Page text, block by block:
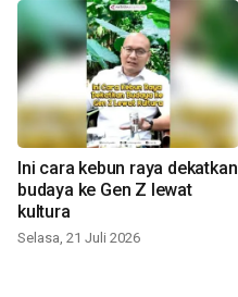
Ini cara kebun raya dekatkan
budaya ke Gen Z lewat
kultura
Selasa, 21 Juli 2026